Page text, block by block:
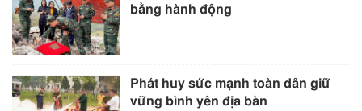
bằng hành động
Phát huy sức mạnh toàn dân giữ
vững bình yên địa bàn